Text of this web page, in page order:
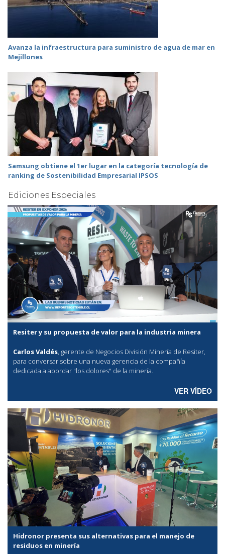
Avanza la infraestructura para suministro de agua de mar en
Mejillones
Samsung obtiene el 1er lugar en la categoría tecnología de
ranking de Sostenibilidad Empresarial IPSOS
Ediciones Especiales
Resiter y su propuesta de valor para la industria minera
Carlos Valdés, gerente de Negocios División Minería de Resiter,
para conversar sobre una nueva gerencia de la compañía
dedicada a abordar "los dolores" de la minería.
VER VÍDEO
Hidronor presenta sus alternativas para el manejo de
residuos en minería